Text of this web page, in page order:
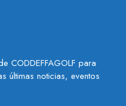
CODDEFFAGOLF para
últimas noticias, eventos